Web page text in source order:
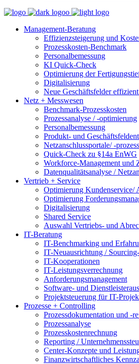
Management-Beratung
Effizienzsteigerung und
Prozesskosten-Benchmark
Personalbemessung
KI Quick-Check
Optimierung der
Digitalisierung
Neue Geschäftsfelder
Netz + Messwesen
Benchmark-Prozesskosten
Prozessanalyse / -optimierung
Personalbemessung
Produkt- und
Netzanschlussportale/ -
Quick-Check zu §14a EnWG
Workforce-Management und
Datenqualitätsanalyse /
Vertrieb + Service
Optimierung Kundenservice/
Optimierung
Digitalisierung
Shared Service
Auswahl Vertriebs- und
IT-Beratung
IT-Benchmarking und
IT-Neuausrichtung /
IT-Kooperationen
IT-Leistungsverrechnung
Anforderungsmanagement
Software- und
Projektsteuerung für IT-
Prozesse + Controlling
Prozessdokumentation und -
Prozessanalyse
Prozesskostenrechnung
Reporting /
Center-Konzepte und
Finanzwirtschaftliches